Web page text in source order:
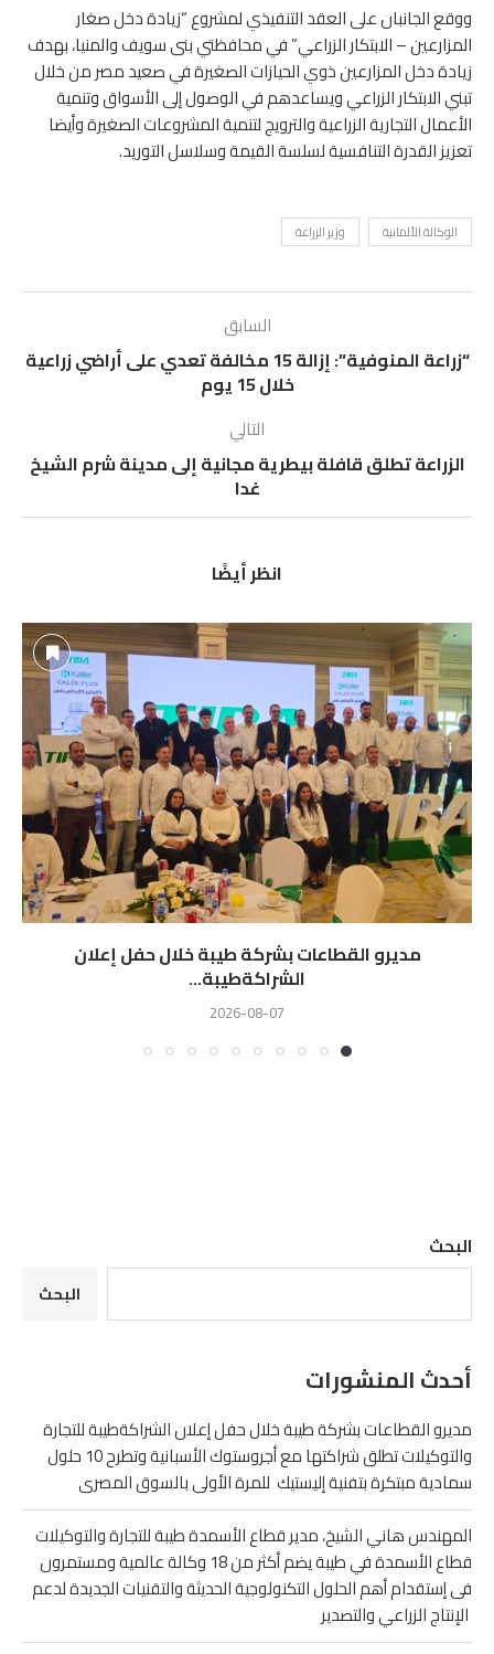
ووقع الجانبان على العقد التنفيذي لمشروع “زيادة دخل صغار
المزارعين – الابتكار الزراعي” في محافظتي بنى سويف والمنيا، بهدف
زيادة دخل المزارعين ذوي الحيازات الصغيرة في صعيد مصر من خلال
تبني الابتكار الزراعي ويساعدهم في الوصول إلى الأسواق وتنمية
الأعمال التجارية الزراعية والترويج لتنمية المشروعات الصغيرة وأيضا
تعزيز القدرة التنافسية لسلسة القيمة وسلاسل التوريد.
الوكالة الألمانية وزير الزراعة
السابق
“زراعة المنوفية”: إزالة 15 مخالفة تعدي على أراضي زراعية
خلال 15 يوم
التالي
الزراعة تطلق قافلة بيطرية مجانية إلى مدينة شرم الشيخ
غدا
انظر أيضًا
مديرو القطاعات بشركة طيبة خلال حفل إعلان
الشراكةطيبة...
2026-08-07
البحث
البحث
أحدث المنشورات
مديرو القطاعات بشركة طيبة خلال حفل إعلان الشراكةطيبة للتجارة
والتوكيلات تطلق شراكتها مع أجروستوك الأسبانية وتطرح 10 حلول
سمادية مبتكرة بتفنية إليستيك للمرة الأولى بالسوق المصرى
المهندس هاني الشيخ، مدير قطاع الأسمدة طيبة للتجارة والتوكيلات
قطاع الأسمدة في طيبة يضم أكثر من 18 وكالة عالمية ومستمرون
فى إستقدام أهم الحلول التكنولوجية الحديثة والتقنيات الجديدة لدعم
الإنتاج الزراعي والتصدير